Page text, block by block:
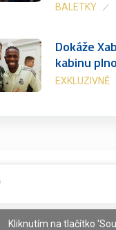
BALETKY
Dokáže
kabinu
EXKLUZIVNĚ
Kliknutím na tlačítko